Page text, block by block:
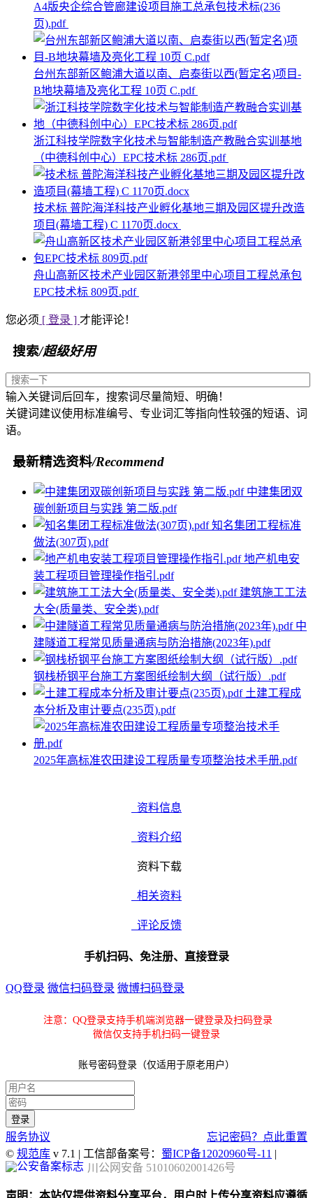
A4版央企综合管廊建设项目施工总承包技术标(236
页).pdf
台州东部新区鲍浦大道以南、启泰街以西(暂定名)项目-
B地块幕墙及亮化工程 10页 C.pdf
浙江科技学院数字化技术与智能制造产教融合实训基地
（中德科创中心）EPC技术标 286页.pdf
技术标 普陀海洋科技产业孵化基地三期及园区提升改造
项目(幕墙工程) C 1170页.docx
舟山高新区技术产业园区新港邻里中心项目工程总承包
EPC技术标 809页.pdf
您必须 [ 登录 ] 才能评论！
搜索/超级好用
输入关键词后回车，搜索词尽量简短、明确！
关键词建议使用标准编号、专业词汇等指向性较强的短语、词
语。
最新精选资料/Recommend
中建集团双
碳创新项目与实践 第二版.pdf
知名集团工程标准
做法(307页).pdf
地产机电安
装工程项目管理操作指引.pdf
建筑施工工法
大全(质量类、安全类).pdf
中
建隧道工程常见质量通病与防治措施(2023年).pdf
钢栈桥钢平台施工方案图纸绘制大纲（试行版）.pdf
土建工程成
本分析及审计要点(235页).pdf
2025年高标准农田建设工程质量专项整治技术手册.pdf
资料信息
资料介绍
资料下载
相关资料
评论反馈
手机扫码、免注册、直接登录
QQ登录 微信扫码登录 微博扫码登录
注意：QQ登录支持手机端浏览器一键登录及扫码登录
微信仅支持手机扫码一键登录
账号密码登录（仅适用于原老用户）
服务协议
忘记密码？点此重置
© 规范库 v 7.1 | 工信部备案号： 蜀ICP备12020960号-11 |
川公网安备 51010602001426号